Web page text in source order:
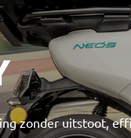
zonder uitstoot,